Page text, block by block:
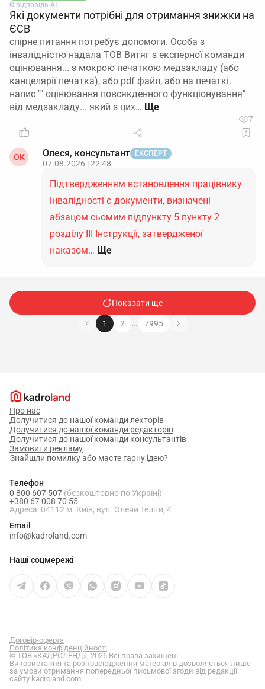
Є відповідь АІ
Які документи потрібні для отримання знижки на
ЄСВ
спірне питання потребує допомоги. Особа з
інвалідністю надала ТОВ Витяг з експерної команди
оцінювання... з мокрою печаткою медзакладу (або
канцелярії печатка), або pdf файл, або на печаткі.
напис "" оцінювання повсякденного функціонування"
від медзакладу... який з цих…
7
ОК Олеся, консультант ЕКСПЕРТ
07.08.2026 | 22:48
Підтвердженням встановлення працівнику
інвалідності є документи, визначені
абзацом сьомим підпункту 5 пункту 2
розділу ІІІ Інструкції, затвердженої
наказом… Ще
Показати ще
1 2 … 7995
Про нас
Долучитися до нашої команди лекторів
Долучитися до нашої команди редакторів
Долучитися до нашої команди консультантів
Замовити рекламу
Знайшли помилку або маєте гарну ідею?
Телефон
0 800 607 507 (безкоштовно по Україні)
+380 67 008 70 55
Адреса: 04112 м. Київ, вул. Олени Теліги, 4
Email
info@kadroland.com
Наші соцмережі
Договір-оферта
Політика конфіденційності
© ТОВ «КАДРОЛЕНД», 2026 Всі права захищені
Використання та розповсюдження матеріалів дозволяється лише
за умови отримання попередньої письмової згоди від редакції
сайту kadroland.com